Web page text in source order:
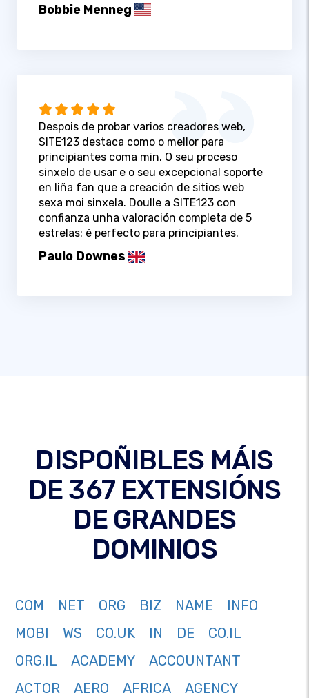
Bobbie Menneg
Despois de probar varios creadores web,
SITE123 destaca como o mellor para
principiantes coma min. O seu proceso
sinxelo de usar e o seu excepcional soporte
en liña fan que a creación de sitios web
sexa moi sinxela. Doulle a SITE123 con
confianza unha valoración completa de 5
estrelas: é perfecto para principiantes.
Paulo Downes
DISPOÑIBLES MÁIS
DE 367 EXTENSIÓNS
DE GRANDES
DOMINIOS
COM NET ORG BIZ NAME
INFO
MOBI
WS CO.UK IN DE
CO.IL
ORG.IL
ACADEMY
ACCOUNTANT
ACTOR
AERO AFRICA
AGENCY